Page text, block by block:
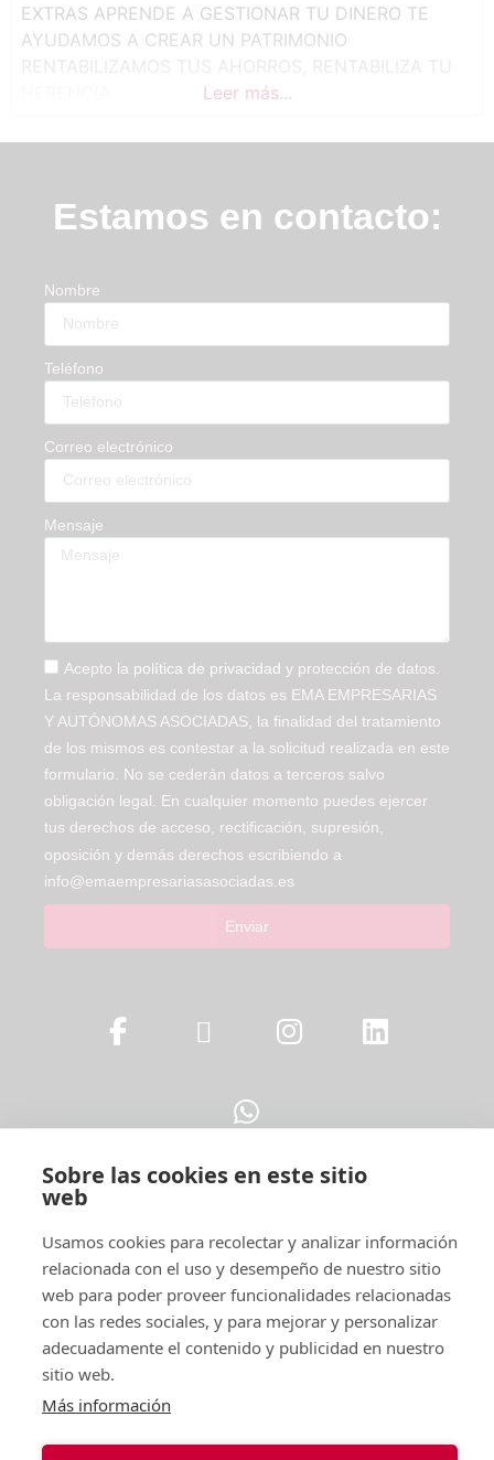
EXTRAS APRENDE A GESTIONAR TU DINERO TE
AYUDAMOS A CREAR UN PATRIMONIO
Leer más...
Estamos en contacto:
Nombre
Teléfono
Correo electrónico
Mensaje
Acepto la política de privacidad y protección de datos.
La responsabilidad de los datos es EMA EMPRESARIAS
Y AUTÓNOMAS ASOCIADAS, la finalidad del tratamiento
de los mismos es contestar a la solicitud realizada en este
formulario. No se cederán datos a terceros salvo
obligación legal. En cualquier momento puedes ejercer
tus derechos de acceso, rectificación, supresión,
oposición y demás derechos escribiendo a
info@emaempresariasasociadas.es
Enviar
Legal
¿Quieres formar
Sobre las cookies en este sitio
web
Usamos cookies para recolectar y analizar información
relacionada con el uso y desempeño de nuestro sitio
web para poder proveer funcionalidades relacionadas
con las redes sociales, y para mejorar y personalizar
adecuadamente el contenido y publicidad en nuestro
sitio web.
Más información